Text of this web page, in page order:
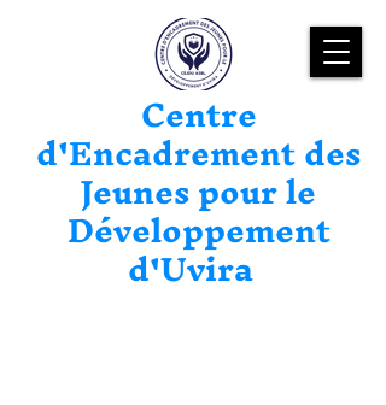
Centre
d'Encadrement des
Jeunes pour le
Développement
d'Uvira